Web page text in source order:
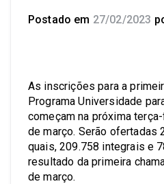
Postado em 27/02/2023
As inscrições para a
Programa Universidade
começam na próxima
de março. Serão ofertadas
quais, 209.758 integrais e
resultado da primeira
de março.